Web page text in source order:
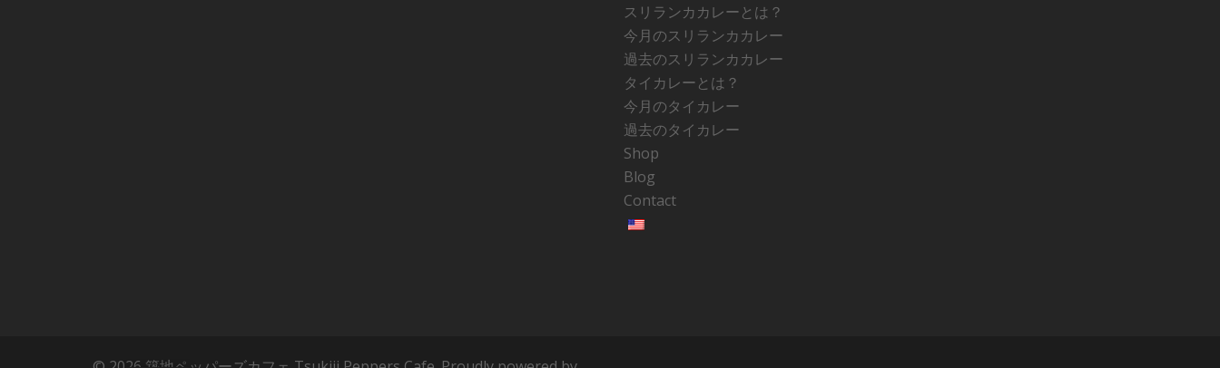
スリランカカレーとは？
今月のスリランカカレー
過去のスリランカカレー
タイカレーとは？
今月のタイカレー
過去のタイカレー
Shop
Blog
Contact